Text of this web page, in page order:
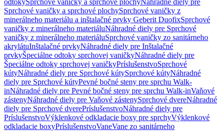
odtokySprchové vaničky a sprchové plochyNáhradné diely pre
Sprchové vaničky a sprchové plochySprchové vaničky z
minerálneho materiálu a inštalačné prvky Geberit DuofixSprchové
vaničky z minerálneho materiáluNáhradné diely pre Sprchové
vaničky z minerálneho materiáluSprchové vaničky zo sanitárneho
akrylátuInštalačné prvkyNáhradné diely pre Inštalačné
prvkyŠpeciálne odtoky sprchovej vaničkyNáhradné diely pre
Špeciálne odtoky sprchovej vaničkyPríslušenstvoSprchové
kútyNáhradné diely pre Sprchové kútySprchové kútyNáhradné
diely pre Sprchové kútyPevné bočné steny pre sprchu Walk-
inNáhradné diely pre Pevné bočné steny pre sprchu Walk-inVaňové
zástenyNáhradné diely pre Vaňové zástenySprchové dvereNáhradné
diely pre Sprchové dverePríslušenstvoNáhradné diely pre
PríslušenstvoVýklenkové odkladacie boxy pre sprchyVýklenkové
odkladacie boxyPríslušenstvoVaneVane zo sanitárneho